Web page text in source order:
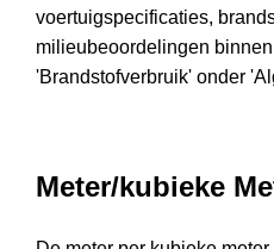
voertuigspecificaties,
milieubeoordelingen
'Brandstofverbruik' onder
Meter/kubieke